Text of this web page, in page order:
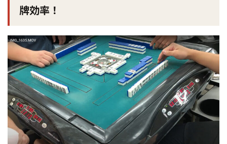
牌効率！